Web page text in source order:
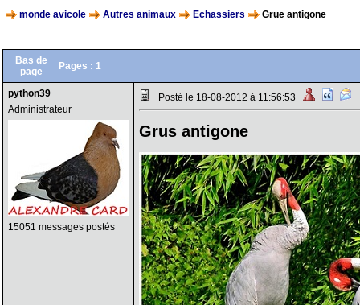
monde avicole Autres animaux Echassiers Grue antigone
Bas de
page
Pages : 1
python39
Administrateur
15051 messages postés
Posté le 18-08-2012 à 11:56:53
Grus antigone